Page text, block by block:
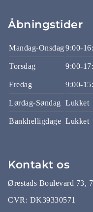
Åbningstider
Mandag-Onsdag9:00-
Torsdag 9:00-
Fredag 9:00-
Lørdag-Søndag Lukket
Bankhelligdage Lukket
Kontakt os
Ørestads Boulevard 73,
CVR: DK39330571